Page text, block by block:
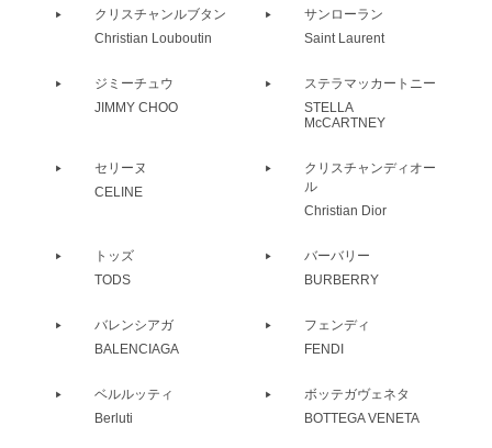
クリスチャンルブタン
Christian Louboutin
サンローラン
Saint Laurent
ジミーチュウ
JIMMY CHOO
ステラマッカートニー
STELLA
McCARTNEY
セリーヌ
CELINE
クリスチャンディオー
ル
Christian Dior
トッズ
TODS
バーバリー
BURBERRY
バレンシアガ
BALENCIAGA
フェンディ
FENDI
ベルルッティ
Berluti
ボッテガヴェネタ
BOTTEGA VENETA